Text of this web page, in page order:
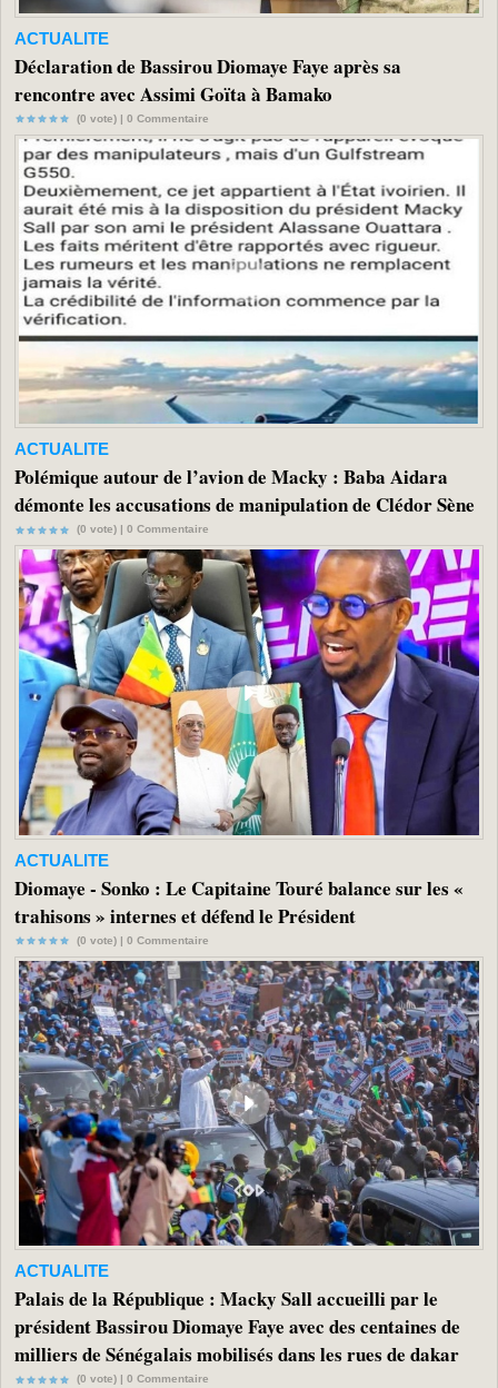
ACTUALITE
Déclaration de Bassirou Diomaye Faye après sa
rencontre avec Assimi Goïta à Bamako
(0 vote) | 0 Commentaire
ACTUALITE
Polémique autour de l’avion de Macky : Baba Aidara
démonte les accusations de manipulation de Clédor Sène
(0 vote) | 0 Commentaire
ACTUALITE
Diomaye - Sonko : Le Capitaine Touré balance sur les «
trahisons » internes et défend le Président
(0 vote) | 0 Commentaire
ACTUALITE
Palais de la République : Macky Sall accueilli par le
président Bassirou Diomaye Faye avec des centaines de
milliers de Sénégalais mobilisés dans les rues de dakar
(0 vote) | 0 Commentaire